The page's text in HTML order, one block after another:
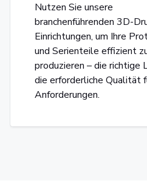
Nutzen Sie unsere
branchenführenden 3D-
Einrichtungen, um Ihre
und Serienteile effizient
produzieren – die richtige
die erforderliche Qualität
Anforderungen.